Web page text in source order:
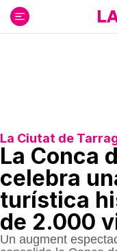
contenido
La Ciutat de
La Conca
celebra
turística
de 2.000
Un augment